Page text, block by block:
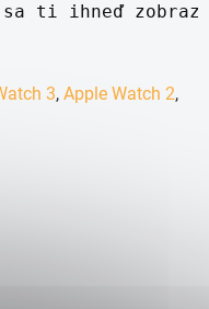
sa ti ihneď
3, Apple Watch 2,